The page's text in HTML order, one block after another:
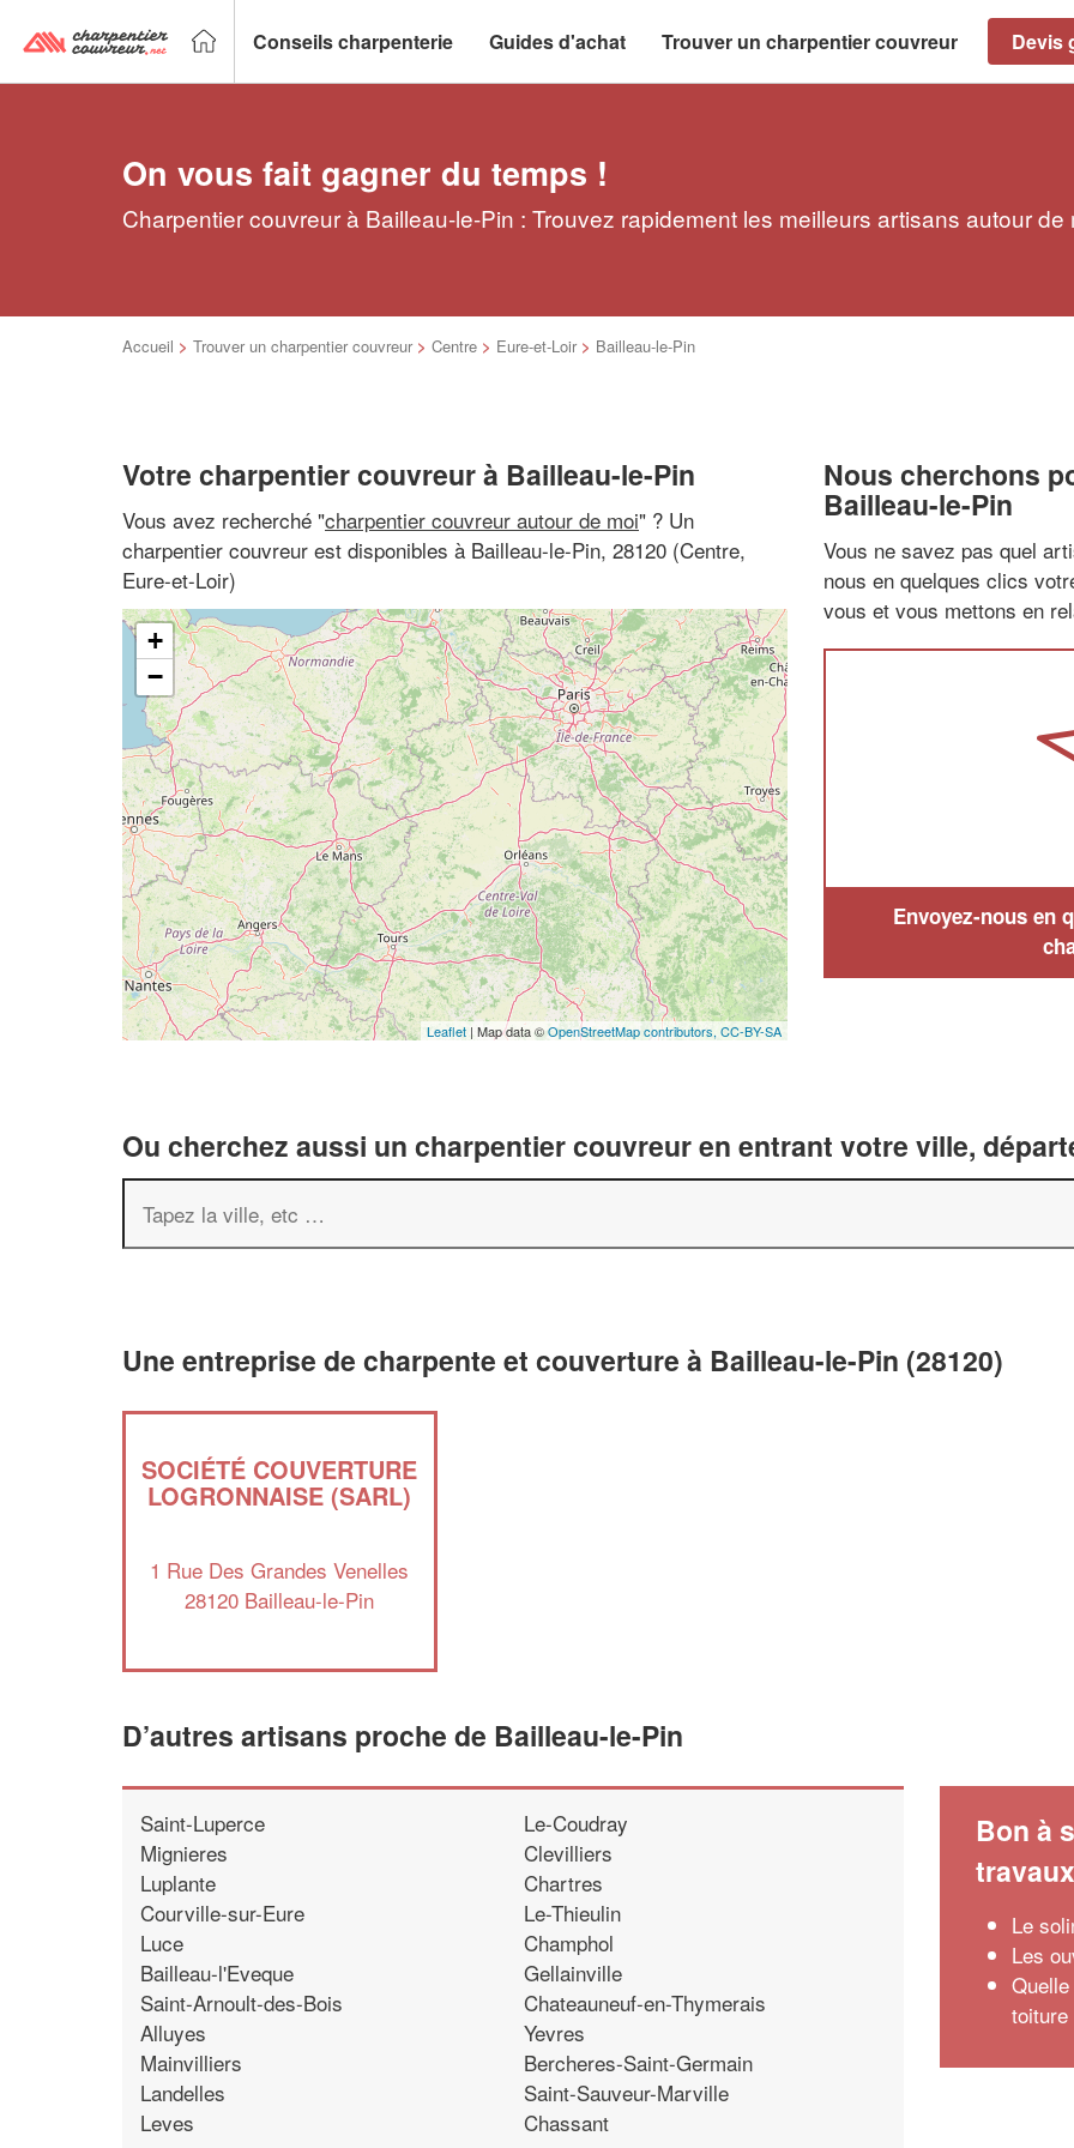
Conseils charpenterie Guides d'achat Trouver un charpentier couvreur Devis
On vous fait gagner du temps !
Charpentier couvreur à Bailleau-le-Pin : Trouvez rapidement les meilleurs artisans autour de
Accueil > Trouver un charpentier couvreur > Centre > Eure-et-Loir > Bailleau-le-Pin
Votre charpentier couvreur à Bailleau-le-Pin
Vous avez recherché "charpentier couvreur autour de moi" ? Un
charpentier couvreur est disponibles à Bailleau-le-Pin, 28120 (Centre,
Eure-et-Loir)
+
−
Leaflet | Map data ©OpenStreetMap contributors, CC-BY-SA
Nous cherchons
Bailleau-le-Pin
Vous ne savez pas quel
nous en quelques clics
vous et vous mettons en
Envoyez-nous en
Ou cherchez aussi un charpentier couvreur en entrant votre ville,
Une entreprise de charpente et couverture à Bailleau-le-Pin (28120)
SOCIÉTÉ COUVERTURE
LOGRONNAISE (SARL)
1 Rue Des Grandes Venelles
28120 Bailleau-le-Pin
D’autres artisans proche de Bailleau-le-Pin
Saint-Luperce
Mignieres
Luplante
Courville-sur-Eure
Luce
Bailleau-l'Eveque
Saint-Arnoult-des-Bois
Alluyes
Mainvilliers
Landelles
Leves
Le-Coudray
Clevilliers
Chartres
Le-Thieulin
Champhol
Gellainville
Chateauneuf-en-Thymerais
Yevres
Bercheres-Saint-Germain
Saint-Sauveur-Marville
Chassant
Bon à
travaux
Le
Les
toiture